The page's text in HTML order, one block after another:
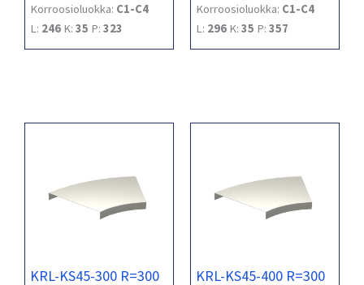
Korroosioluokka: C1-C4
L: 246 K: 35 P: 323
Korroosioluokka: C1-C4
L: 296 K: 35 P: 357
KRL-KS45-300 R=300 KRL-KS45-400 R=300